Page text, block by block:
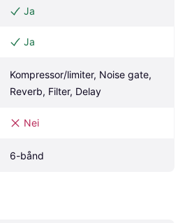
Ja
Ja
Kompressor/limiter, Noise gate,
Reverb, Filter, Delay
Nei
6-bånd